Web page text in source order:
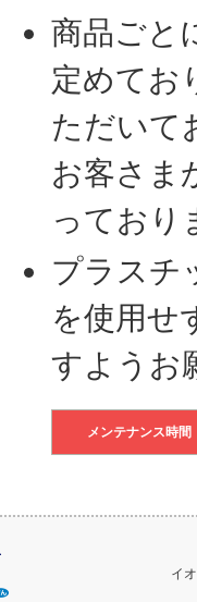
商品ごと
定めてお
ただいて
お客さま
っており
プラスチ
を使用せ
すようお
メンテナンス時間
イ